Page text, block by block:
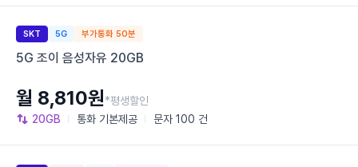
SKT 5G 부가통화 50분
5G 조이 음성자유 20GB
20GB 통화 기본제공 문자 100 건
월 8,810원*평생할인